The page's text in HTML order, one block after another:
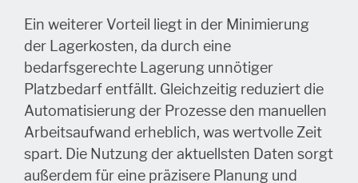
Ein weiterer Vorteil liegt in der Minimierung
der Lagerkosten, da durch eine
bedarfsgerechte Lagerung unnötiger
Platzbedarf entfällt. Gleichzeitig reduziert die
Automatisierung der Prozesse den manuellen
Arbeitsaufwand erheblich, was wertvolle Zeit
spart. Die Nutzung der aktuellsten Daten sorgt
außerdem für eine präzisere Planung und